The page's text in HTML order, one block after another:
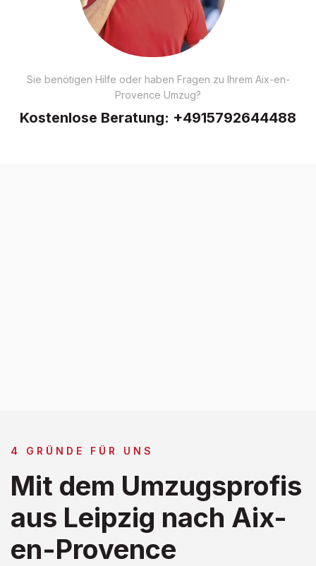
Sie benötigen Hilfe oder haben Fragen zu Ihrem Aix-en-
Provence Umzug?
Kostenlose Beratung: +4915792644488
4 GRÜNDE FÜR UNS
Mit dem Umzugsprofis
aus Leipzig nach Aix-
en-Provence